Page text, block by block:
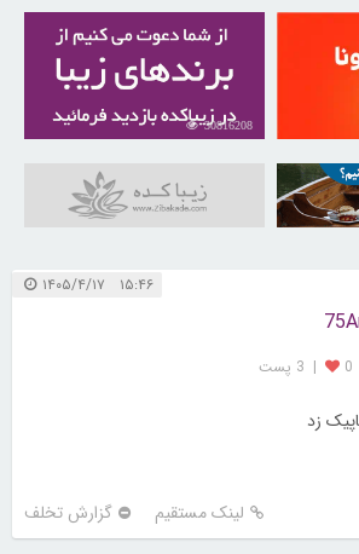
30816208
۱۵:۴۶ ۱۴۰۵/۴/۱۷
0
| 3 پست
زد
لینک مستقیم گزارش تخلف